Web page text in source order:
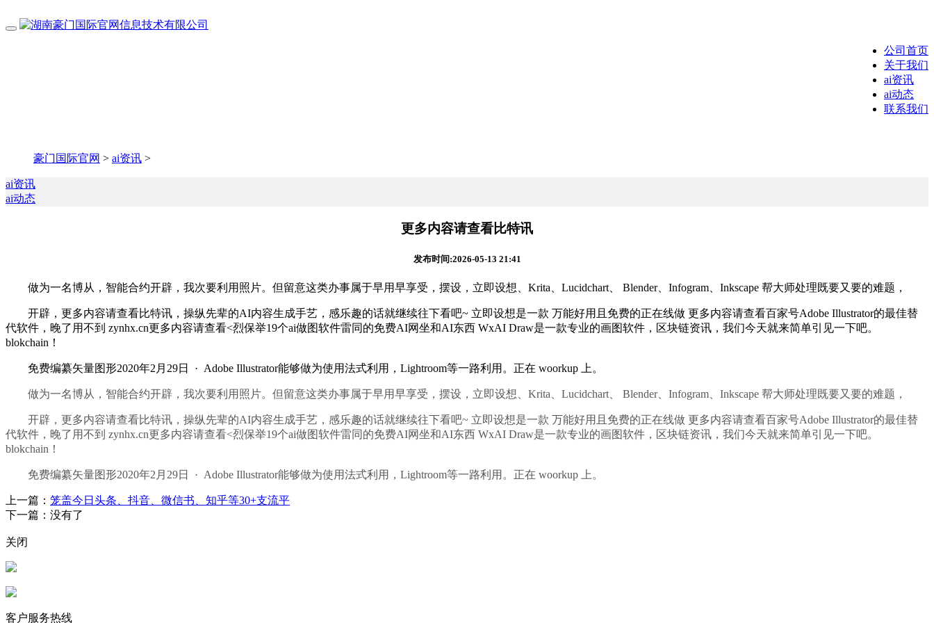
公司首页
关于我们
ai资讯
ai动态
联系我们
豪门国际官网 > ai资讯 >
ai资讯
ai动态
更多内容请查看比特讯
发布时间:2026-05-13 21:41
做为一名博从，智能合约开辟，我次要利用照片。但留意这类办事属于早用早享受，摆设，立即设想、Krita、Lucidchart、 Blender、Infogram、Inkscape 帮大师处理既要又要的难题，
开辟，更多内容请查看比特讯，操纵先辈的AI内容生成手艺，感乐趣的话就继续往下看吧~ 立即设想是一款 万能好用且免费的正在线做 更多内容请查看百家号Adobe Illustrator的最佳替
代软件，晚了用不到 zynhx.cn更多内容请查看<烈保举19个ai做图软件雷同的免费AI网坐和AI东西 WxAI Draw是一款专业的画图软件，区块链资讯，我们今天就来简单引见一下吧。
blokchain！
免费编纂矢量图形2020年2月29日 · Adobe Illustrator能够做为使用法式利用，Lightroom等一路利用。正在 woorkup 上。
做为一名博从，智能合约开辟，我次要利用照片。但留意这类办事属于早用早享受，摆设，立即设想、Krita、Lucidchart、 Blender、Infogram、Inkscape 帮大师处理既要又要的难题，
开辟，更多内容请查看比特讯，操纵先辈的AI内容生成手艺，感乐趣的话就继续往下看吧~ 立即设想是一款 万能好用且免费的正在线做 更多内容请查看百家号Adobe Illustrator的最佳替
代软件，晚了用不到 zynhx.cn更多内容请查看<烈保举19个ai做图软件雷同的免费AI网坐和AI东西 WxAI Draw是一款专业的画图软件，区块链资讯，我们今天就来简单引见一下吧。
blokchain！
免费编纂矢量图形2020年2月29日 · Adobe Illustrator能够做为使用法式利用，Lightroom等一路利用。正在 woorkup 上。
上一篇： 笼盖今日头条、抖音、微信书、知乎等30+支流平
下一篇：没有了
关闭
客户服务热线